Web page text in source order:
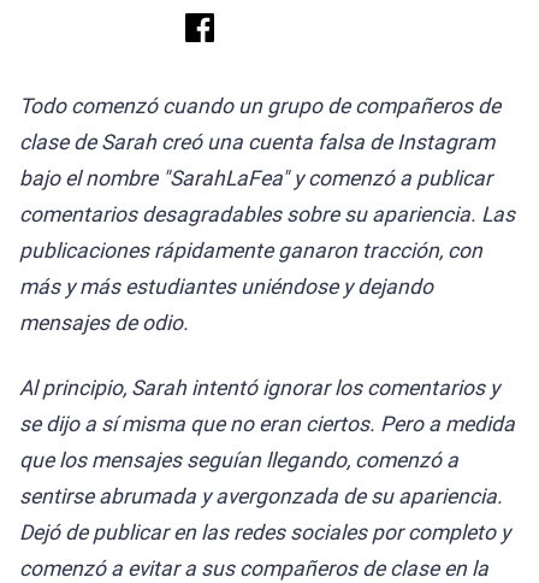
Todo comenzó cuando un grupo de compañeros de
clase de Sarah creó una cuenta falsa de Instagram
bajo el nombre "SarahLaFea" y comenzó a publicar
comentarios desagradables sobre su apariencia. Las
publicaciones rápidamente ganaron tracción, con
más y más estudiantes uniéndose y dejando
mensajes de odio.
Al principio, Sarah intentó ignorar los comentarios y
se dijo a sí misma que no eran ciertos. Pero a medida
que los mensajes seguían llegando, comenzó a
sentirse abrumada y avergonzada de su apariencia.
Dejó de publicar en las redes sociales por completo y
comenzó a evitar a sus compañeros de clase en la